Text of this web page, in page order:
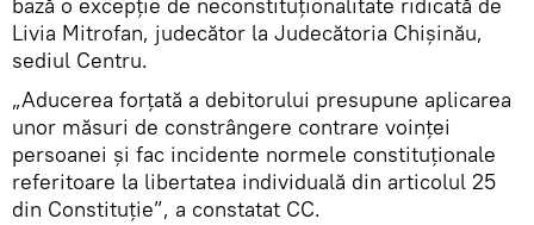
bază o excepție de neconstituționalitate ridicată de
Livia Mitrofan, judecător la Judecătoria Chișinău,
sediul Centru.
„Aducerea forțată a debitorului presupune aplicarea
unor măsuri de constrângere contrare voinței
persoanei și fac incidente normele constituționale
referitoare la libertatea individuală din articolul 25
din Constituție”, a constatat CC.